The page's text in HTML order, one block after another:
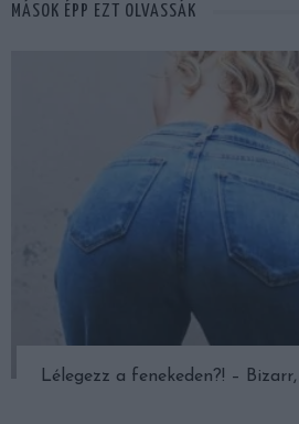
MÁSOK ÉPP EZT OLVASSÁK
Lélegezz a fenekeden?! –